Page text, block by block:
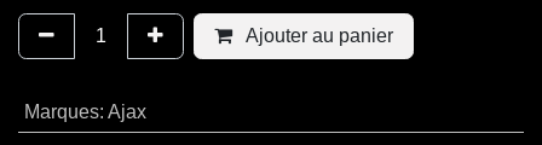
Ajouter au panier
Marques: Ajax